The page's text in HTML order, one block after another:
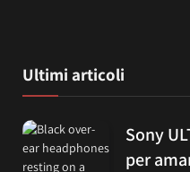
Ultimi articoli
Sony
per